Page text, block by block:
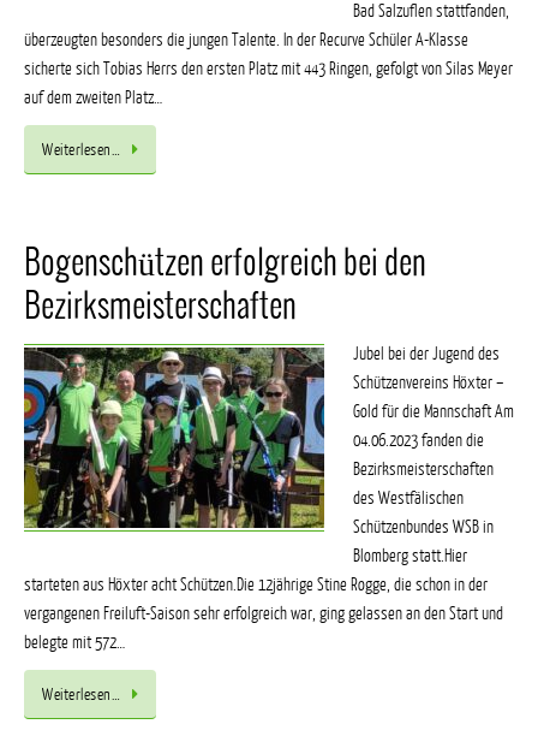
Bad Salzuflen stattfanden,
überzeugten besonders die jungen Talente. In der Recurve Schüler A-Klasse
sicherte sich Tobias Herrs den ersten Platz mit 443 Ringen, gefolgt von Silas Meyer
auf dem zweiten Platz…
Weiterlesen…
Bogenschützen erfolgreich bei den
Bezirksmeisterschaften
Jubel bei der Jugend des
Schützenvereins Höxter –
Gold für die Mannschaft Am
04.06.2023 fanden die
Bezirksmeisterschaften
des Westfälischen
Schützenbundes WSB in
Blomberg statt.Hier
starteten aus Höxter acht Schützen.Die 12jährige Stine Rogge, die schon in der
vergangenen Freiluft-Saison sehr erfolgreich war, ging gelassen an den Start und
belegte mit 572…
Weiterlesen…